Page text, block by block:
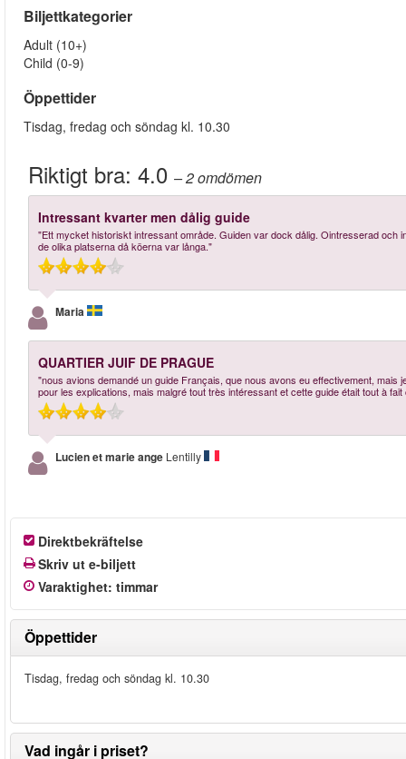
Biljettkategorier
Adult (10+)
Child (0-9)
Öppettider
Tisdag, fredag och söndag kl. 10.30
Riktigt bra: 4.0 – 2omdömen
Intressant kvarter men dålig guide
"Ett mycket historiskt intressant område. Guiden var dock dålig. Ointresserad och
de olika platserna då köerna var långa."
Maria
QUARTIER JUIF DE PRAGUE
"nous avions demandé un guide Français, que nous avons eu effectivement,
pour les explications, mais malgré tout très intéressant et cette guide était tout à
Lucien et marie ange Lentilly
Direktbekräftelse
Skriv ut e-biljett
Varaktighet: timmar
Öppettider
Tisdag, fredag och söndag kl. 10.30
Vad ingår i priset?